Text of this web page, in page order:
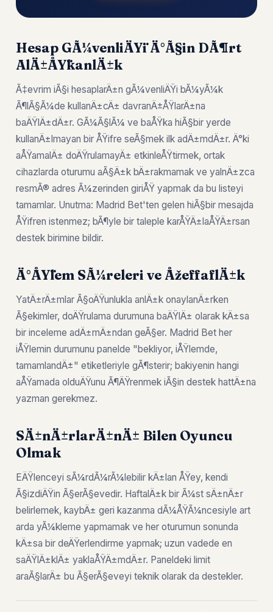
Hesap GÃ¼venliÄŸi Ä°Ã§in DÃ¶rt
AlÄ±ÅŸkanlÄ±k
Ã‡evrim iÃ§i hesaplarÄ±n gÃ¼venliÄŸi bÃ¼yÃ¼k
Ã¶lÃ§Ã¼de kullanÄ±cÄ± davranÄ±ÅŸlarÄ±na
baÄŸlÄ±dÄ±r. GÃ¼Ã§lÃ¼ ve baÅŸka hiÃ§bir yerde
kullanÄ±lmayan bir ÅŸifre seÃ§mek ilk adÄ±mdÄ±r. Ä°ki
aÅŸamalÄ± doÄŸrulamayÄ± etkinleÅŸtirmek, ortak
cihazlarda oturumu aÃ§Ä±k bÄ±rakmamak ve yalnÄ±zca
resmÃ® adres Ã¼zerinden giriÅŸ yapmak da bu listeyi
tamamlar. Unutma: Madrid Bet'ten gelen hiÃ§bir mesajda
ÅŸifren istenmez; bÃ¶yle bir taleple karÅŸÄ±laÅŸÄ±rsan
destek birimine bildir.
Ä°ÅŸlem SÃ¼releri ve ÅžeffaflÄ±k
YatÄ±rÄ±mlar Ã§oÄŸunlukla anlÄ±k onaylanÄ±rken
Ã§ekimler, doÄŸrulama durumuna baÄŸlÄ± olarak kÄ±sa
bir inceleme adÄ±mÄ±ndan geÃ§er. Madrid Bet her
iÅŸlemin durumunu panelde "bekliyor, iÅŸlemde,
tamamlandÄ±" etiketleriyle gÃ¶sterir; bakiyenin hangi
aÅŸamada olduÄŸunu Ã¶ÄŸrenmek iÃ§in destek hattÄ±na
yazman gerekmez.
SÄ±nÄ±rlarÄ±nÄ± Bilen Oyuncu
Olmak
EÄŸlenceyi sÃ¼rdÃ¼rÃ¼lebilir kÄ±lan ÅŸey, kendi
Ã§izdiÄŸin Ã§erÃ§evedir. HaftalÄ±k bir Ã¼st sÄ±nÄ±r
belirlemek, kaybÄ± geri kazanma dÃ¼ÅŸÃ¼ncesiyle art
arda yÃ¼kleme yapmamak ve her oturumun sonunda
kÄ±sa bir deÄŸerlendirme yapmak; uzun vadede en
saÄŸlÄ±klÄ± yaklaÅŸÄ±mdÄ±r. Paneldeki limit
araÃ§larÄ± bu Ã§erÃ§eveyi teknik olarak da destekler.